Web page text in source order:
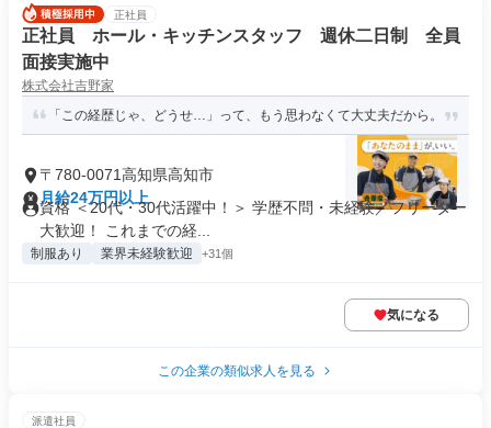
正社員
正社員 ホール・キッチンスタッフ 週休二日制 全員
面接実施中
株式会社吉野家
「この経歴じゃ、どうせ…」って、もう思わなくて大丈夫だから。
〒780-0071高知県高知市
月給24万円以上
資格 ＜20代・30代活躍中！＞ 学歴不問・未経験／フリーター
大歓迎！ これまでの経...
制服あり 業界未経験歓迎 +31個
気になる
この企業の類似求人を見る
派遣社員